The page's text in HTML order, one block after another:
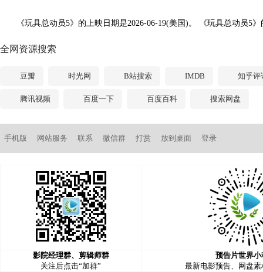
《玩具总动员5》的上映日期是2026-06-19(美国)。 《玩具总动员5》
全网资源搜索
豆瓣 时光网 B站搜索 IMDB 知乎评
腾讯视频 百度一下 百度百科 搜索网盘
手机版 网站服务 联系 微信群 打赏 放到桌面 登录
影院经理群、剪辑师群
关注后点击“加群”
预告片世界小
最新电影预告、网盘